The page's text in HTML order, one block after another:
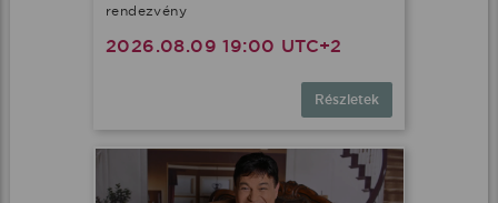
rendezvény
2026.08.09 19:00 UTC+2
Részletek